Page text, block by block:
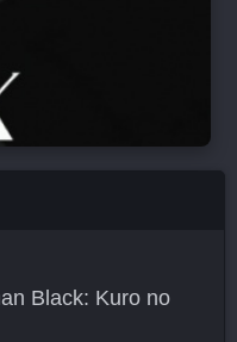
Black: Kuro no